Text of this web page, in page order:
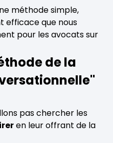
méthode simple,
efficace que nous
pour les avocats sur
de la
pas chercher les
en leur offrant de la